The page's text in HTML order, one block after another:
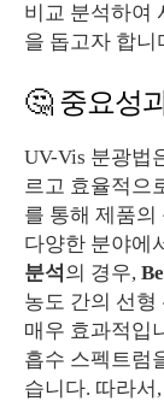
비교 분석하여
을 돕고자 합니
🤔 중요성
UV-Vis 분광법
르고 효율적으
를 통해 제품의
다양한 분야에
분석 의 경우,
농도 간의 선형
매우 효과적입
흡수 스펙트럼
습니다. 따라서